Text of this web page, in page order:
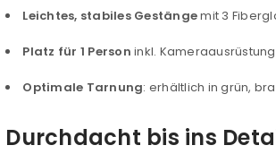
ANMELDEN
Leichtes, stabiles Gestängemit 3
Platz für 1 Person inkl.
Optimale Tarnung: erhältlich in grün,
Durchdacht bis ins